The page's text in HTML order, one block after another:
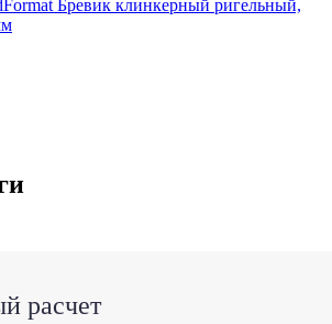
Бревик клинкерный ригельный,
расчет